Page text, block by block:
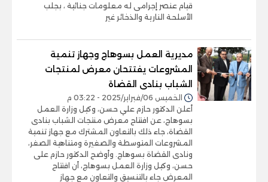
قيام عنصر إجرامى له معلومات جنائية ، بجلب
الأسلحة النارية والذخائر غير
مديرية العمل بسوهاج وجهاز تنمية
المشروعات يفتتحان معرض لمنتجات
الشباب بنادى القضاة
الخميس 06/فبراير/2025 - 03:22 م
أعلن الدكتور حازم علي حسن، وكيل وزارة العمل
بسوهاج، عن افتتاح معرض منتجات الشباب بنادى
القضاة، جاء ذلك بالتعاون المشترك مع جهاز تنمية
المشروعات المتوسطة والصغيرة ومتناهية الصغر،
ونادى القضاة بسوهاج. وأوضح الدكتور حازم على
حسن، وكيل وزارة العمل بسوهاج، أن افتتاح
المعرض جاء بالتنسيق والتعاون مع جهاز